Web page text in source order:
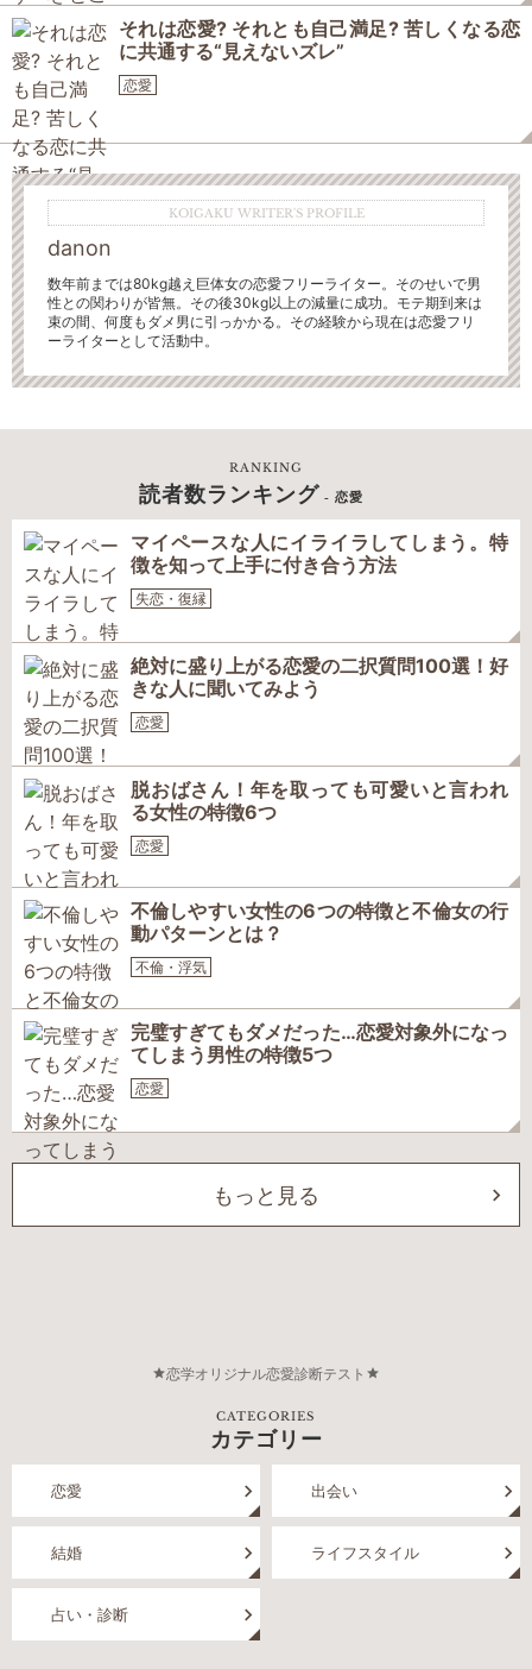
それは恋愛? それとも自己満足? 苦しくなる恋
に共通する“見えないズレ”
恋愛
KOIGAKU WRITER'S PROFILE
danon
数年前までは80kg越え巨体女の恋愛フリーライター。そのせいで男
性との関わりが皆無。 その後30kg以上の減量に成功。モテ期到来は
束の間、何度もダメ男に引っかかる。その経験から現在は恋愛フリ
ーライターとして活動中。
RANKING
読者数ランキング - 恋愛
マイペースな人にイライラしてしまう。特
徴を知って上手に付き合う方法
失恋・復縁
絶対に盛り上がる恋愛の二択質問100選！好
きな人に聞いてみよう
恋愛
脱おばさん！年を取っても可愛いと言われ
る女性の特徴6つ
恋愛
不倫しやすい女性の6つの特徴と不倫女の行
動パターンとは？
不倫・浮気
完璧すぎてもダメだった…恋愛対象外になっ
てしまう男性の特徴5つ
恋愛
もっと見る
恋学オリジナル恋愛診断テスト
CATEGORIES
カテゴリー
恋愛 出会い
結婚 ライフスタイル
占い・診断